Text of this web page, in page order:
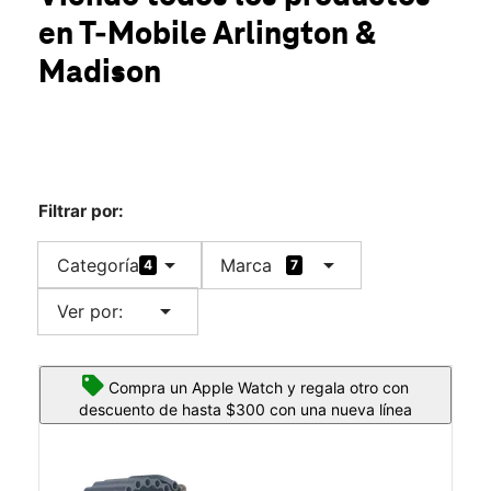
Jue.:10:00 a.m. a 8:00 p.m.
Vie.: 10:00 a.m. a 8:00 p.m.
5050 Arlington Ave Ste 100 Riverside, CA 92504
en T-MobileArlington &
Madison
Filtrar por:
Categoría 4 arrow_drop_down Marca 7 arrow_drop_down
Ver por: arrow_drop_down
Compra un Apple Watch y regala otro con
descuento de hasta $300 con una nueva línea